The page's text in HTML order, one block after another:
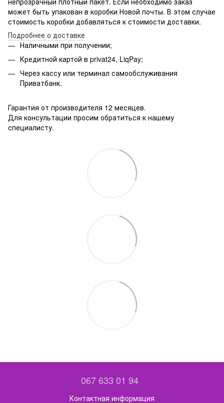
может быть упакован в коробки Новой почты. В этом случае
стоимость коробки добавляться к стоимости доставки.
Подробнее о доставке
Наличными при получении;
Кредитной картой в privat24, LiqPay;
Через кассу или терминал самообслуживания
Приватбанк.
Гарантия от производителя 12 месяцев.
Для консультации просим обратиться к нашему
специалисту.
067 633 01 94
Контактная информация